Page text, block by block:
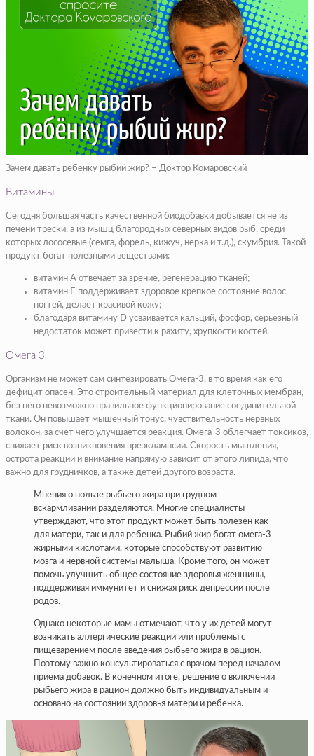
Зачем давать ребенку рыбий жир? – Доктор Комаровский
Витамины
Сегодня большая часть качественной биодобавки добывается не из
печени трески, а из мышц благородных северных видов рыб, среди
которых лососевые (семга, форель, кижуч, нерка и т.д.), скумбрия. Такой
продукт богат полезными веществами:
витамин A отвечает за зрение, регенерацию тканей;
витамин E поддерживает здоровое крепкое состояние волос,
ногтей, делает красивой кожу;
благодаря витамину D усваивается кальций, фосфор, серьезный
недостаток может привести к рахиту, хрупкости костей.
Омега 3
Организм не может сам синтезировать Омега-3, в то время как его
дефицит опасен. Это строительный материал для клеточных мембран,
без него невозможно правильное функционирование соединительной
ткани. Он повышает мышечный тонус, чувствительность нервных
волокон, за счет чего улучшается реакция. Омега-3 облегчает токсикоз,
снижает риск возникновения преэклампсии. Скорость мышления,
острота реакции и внимание напрямую зависит от этого липида, что
важно для грудничков, а также детей другого возраста.
Мнения о пользе рыбьего жира при грудном
вскармливании разделяются. Многие специалисты
утверждают, что этот продукт может быть полезен как
для матери, так и для ребенка. Рыбий жир богат омега-3
жирными кислотами, которые способствуют развитию
мозга и нервной системы малыша. Кроме того, он может
помочь улучшить общее состояние здоровья женщины,
поддерживая иммунитет и снижая риск депрессии после
родов.
Однако некоторые мамы отмечают, что у их детей могут
возникать аллергические реакции или проблемы с
пищеварением после введения рыбьего жира в рацион.
Поэтому важно консультироваться с врачом перед началом
приема добавок. В конечном итоге, решение о включении
рыбьего жира в рацион должно быть индивидуальным и
основано на состоянии здоровья матери и ребенка.